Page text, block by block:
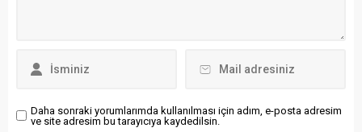
hattatın şahsi tasarımıyla
ciddi bir ihlal içerdiğini
belirten Atalar, “450 yıllık bir
Daha sonraki yorumlarımda kullanılması için adım, e-posta adresim
ve site adresim bu tarayıcıya kaydedilsin.